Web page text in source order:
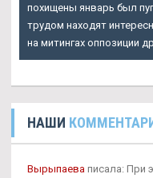
похищены январь был
трудом находят
на митингах оппозиции
НАШИ
Вырыпаева писала: При